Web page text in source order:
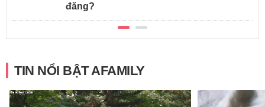
đăng?
TIN NỔI BẬT AFAMILY